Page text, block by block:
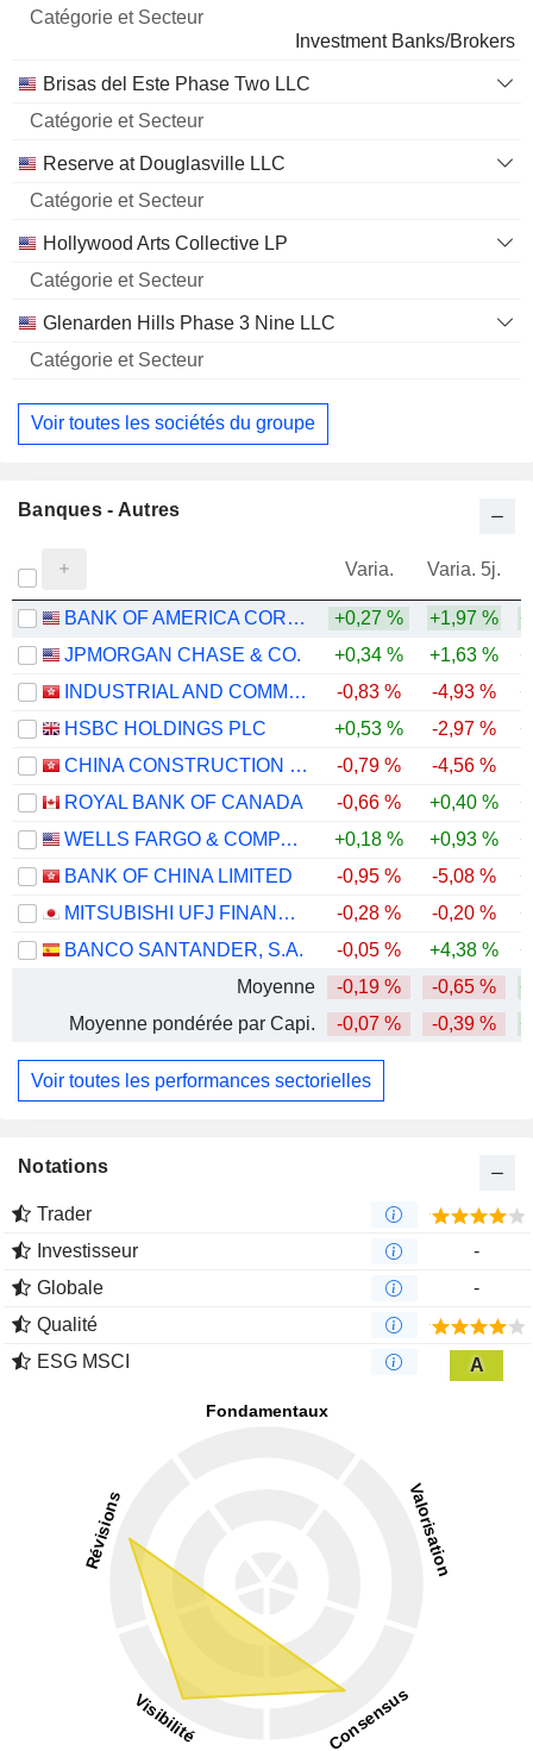
Nom
Secteur
Investment Banks/Brokers
Brisas del Este Phase Two LLC
Reserve at Douglasville LLC
Hollywood Arts Collective LP
Glenarden Hills Phase 3 Nine LLC
Voir toutes les sociétés du groupe
Banques - Autres
Varia. Varia. 5j.
BANK OF AMERICA CORPORATION +0,27 % +1,97 %
JPMORGAN CHASE & CO.
+0,34 % +1,63 %
INDUSTRIAL AND COMMERCIAL BANK OF CHINA LIMITED
-0,83 % -4,93 %
HSBC HOLDINGS PLC
+0,53 % -2,97 %
CHINA CONSTRUCTION BANK CORPORATION
-0,79 % -4,56 %
ROYAL BANK OF CANADA
-0,66 % +0,40 %
WELLS FARGO & COMPANY
+0,18 % +0,93 %
BANK OF CHINA LIMITED
-0,95 % -5,08 %
MITSUBISHI UFJ FINANCIAL GROUP, INC.
-0,28 % -0,20 %
BANCO SANTANDER, S.A.
-0,05 % +4,38 %
Moyenne
-0,19 % -0,65 %
Moyenne pondérée par Capi.
-0,07 % -0,39 %
Voir toutes les performances sectorielles
Notations
Trader
Investisseur
-
Globale
-
Qualité
ESG MSCI
A